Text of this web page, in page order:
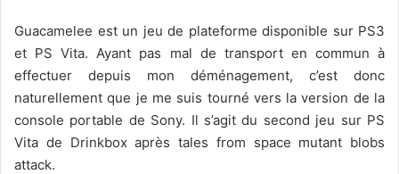
X
Guacamelee est un jeu de plateforme disponible sur PS3
et PS Vita. Ayant pas mal de transport en commun à
effectuer depuis mon déménagement, c’est donc
naturellement que je me suis tourné vers la version de la
console portable de Sony. Il s’agit du second jeu sur PS
Vita de Drinkbox après tales from space mutant blobs
attack.